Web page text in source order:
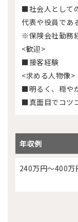
■社会人として
代表や役員であ
※保険会社勤務
<歓迎>
■接客経験
<求める人物像>
■明るく、穏や
■真面目でコツ
年収例
240万円～400万